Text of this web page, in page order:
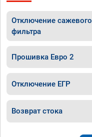
Отключение сажевого
фильтра
Прошивка Евро 2
Отключение ЕГР
Возврат стока